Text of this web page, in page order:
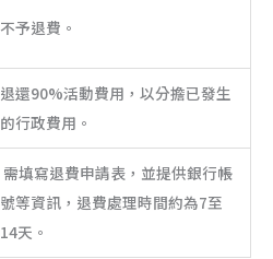
不予退費。
退還90%活動費用，以分擔已發生
的行政費用。
需填寫退費申請表，並提供銀行帳
號等資訊，退費處理時間約為7至
14天。